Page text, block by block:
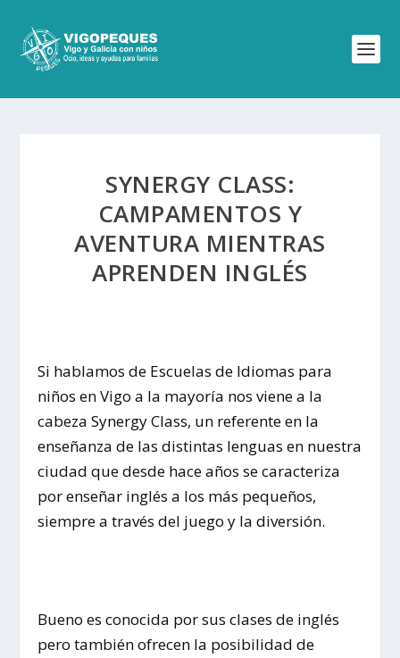
SYNERGY CLASS:
CAMPAMENTOS Y
AVENTURA MIENTRAS
APRENDEN INGLÉS
Si hablamos de Escuelas de Idiomas para
niños en Vigo a la mayoría nos viene a la
cabeza Synergy Class, un referente en la
enseñanza de las distintas lenguas en nuestra
ciudad que desde hace años se caracteriza
por enseñar inglés a los más pequeños,
siempre a través del juego y la diversión.
Bueno es conocida por sus clases de inglés
pero también ofrecen la posibilidad de